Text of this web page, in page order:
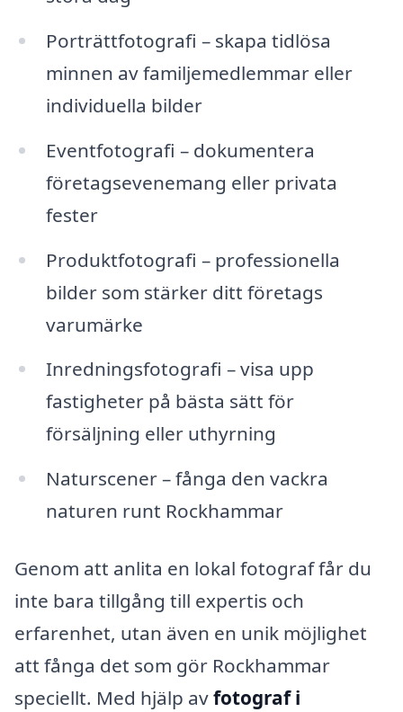
Porträttfotografi – skapa tidlösa
minnen av familjemedlemmar eller
individuella bilder
Eventfotografi – dokumentera
företagsevenemang eller privata
fester
Produktfotografi – professionella
bilder som stärker ditt företags
varumärke
Inredningsfotografi – visa upp
fastigheter på bästa sätt för
försäljning eller uthyrning
Naturscener – fånga den vackra
naturen runt Rockhammar
Genom att anlita en lokal fotograf får du
inte bara tillgång till expertis och
erfarenhet, utan även en unik möjlighet
att fånga det som gör Rockhammar
speciellt. Med hjälp avfotograf i